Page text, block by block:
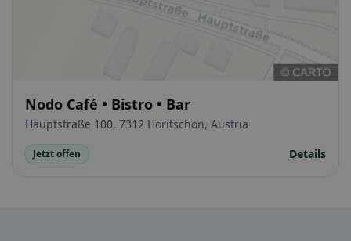
Nodo Café • Bistro • Bar
Hauptstraße 100, 7312 Horitschon, Austria
Jetzt offen Details